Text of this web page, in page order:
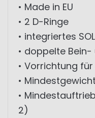
• Made in EU
• 2 D-Ringe
• integriertes
• doppelte
• Vorrichtung
•
•
2)